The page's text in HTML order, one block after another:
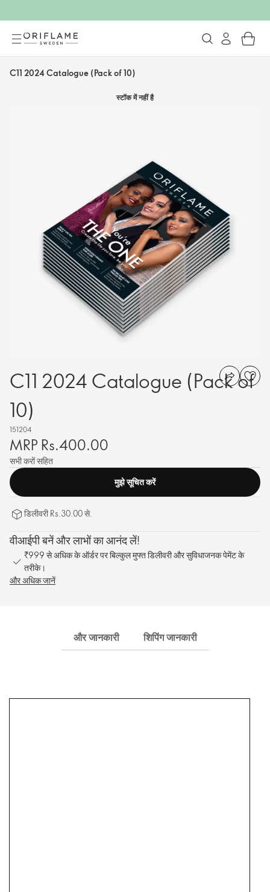
C11 2024 Catalogue (Pack of 10)
स्टॉक में नहीं है
C11 2024 Catalogue (Pack of
10)
151204
MRP Rs.400.00
सभी करों सहित
मुझे सूचित करें
डिलीवरी Rs.30.00 से.
वीआईपी बनें और लाभों का आनंद लें!
₹999 से अधिक के ऑर्डर पर बिल्कुल मुफ्त डिलीवरी और सुविधाजनक पेमेंट के
तरीके।
और अधिक जानें
और जानकारी शिपिंग जानकारी